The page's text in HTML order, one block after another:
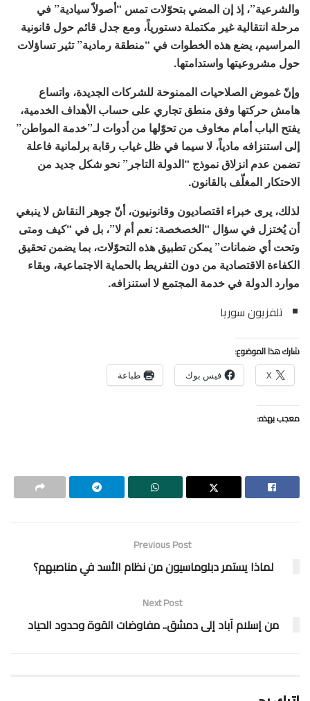
والشرعية”، إذ إن المضي بتحوّلات تمس “أصولاً سيادية” في
مرحلة انتقالية غير مكتملة دستورياً، ومع جدل قائم حول قانونية
المراسيم، يضع هذه الخطوات في “منطقة رمادية” تثير تساؤلات
حول مشروعيتها واستدامتها.
وإنّ غموض الصلاحيات الممنوحة للشركات الجديدة، واتساع
هامش حركتها وفق منطق تجاري على حساب الأهداف الخدمية،
يفتح الباب أمام مخاوف من تحوّلها من أدوات لـ”خدمة المواطن”
إلى استنزافه مادياً، لا سيما في ظل غياب رقابة برلمانية فاعلة
تضمن عدم انزلاق نموذج “الدولة التاجر” نحو شكل جديد من
الاحتكار المغلّف بالقانون.
لذلك، يرى خبراء اقتصاديون وقانونيون، أنّ جوهر النقاش لا ينبغي
أن يُختزل في سؤال “الخصخصة: نعم أم لا”، بل في “كيف ومتى
وتحت أي ضمانات” يمكن تطبيق هذه التحوّلات، بما يضمن تحقيق
الكفاءة الاقتصادية من دون التفريط بالحماية الاجتماعية، وبقاء
موارد الدولة في خدمة المجتمع لا استنزافه.
تلفزيون سوريا
شارك هذا الموضوع:
X فيس بوك طباعة
معجب بهذه:
Previous Post
لماذا يستمر دبلوماسيون من نظام الأسد في مناصبهم؟
Next Post
من إسلام آباد إلى دمشق.. مفاوضات القوة وحدود الحياد